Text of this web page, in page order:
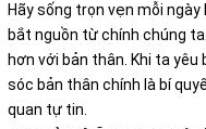
Hãy sống trọn vẹn mỗi
bắt nguồn từ chính chúng
hơn với bản thân. Khi ta
sóc bản thân chính là bí
quan tự tin.